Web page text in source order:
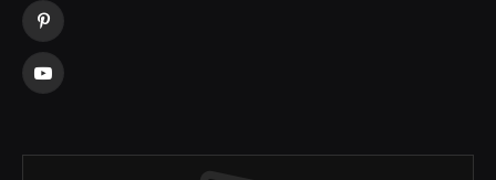
Pinterest
YouTube